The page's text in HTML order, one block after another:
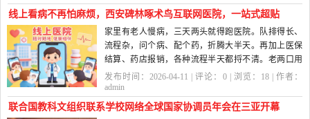
线上看病不再怕麻烦，西安碑林啄术鸟互联网医院，一站式超贴
心！
家里有老人慢病，三天两头就得跑医院。队排得长、
流程杂，问个病、配个药，折腾大半天。再加上医保
结算、药店报销，各种流程半天都捋不清。老两口用
手机，不识字，操作还怕点错；年轻人帮...
发布时间：2026-04-11 | 评论： 0| 浏览： 18| 作者：
admin
联合国教科文组织联系学校网络全球国家协调员年会在三亚开幕